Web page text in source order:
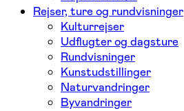
Rejser, ture og rundvisninger
Kulturrejser
Udflugter og dagsture
Rundvisninger
Kunstudstillinger
Naturvandringer
Byvandringer